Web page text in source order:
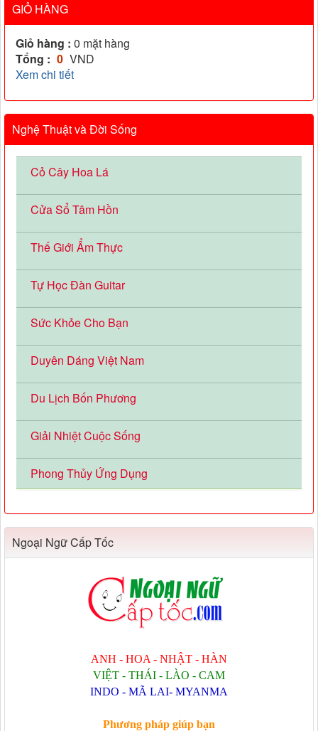
GIỎ HÀNG
Giỏ hàng : 0 mặt hàng
Tổng : 0 VND
Xem chi tiết
Nghệ Thuật và Đời Sống
Cỏ Cây Hoa Lá
Cửa Sổ Tâm Hồn
Thế Giới Ẩm Thực
Tự Học Đàn Guitar
Sức Khỏe Cho Bạn
Duyên Dáng Việt Nam
Du Lịch Bốn Phương
Giải Nhiệt Cuộc Sống
Phong Thủy Ứng Dụng
Ngoại Ngữ Cấp Tốc
ANH - HOA - NHẬT - HÀN
VIỆT - THÁI - LÀO - CAM
INDO - MÃ LAI- MYANMA
Phương pháp giúp bạn